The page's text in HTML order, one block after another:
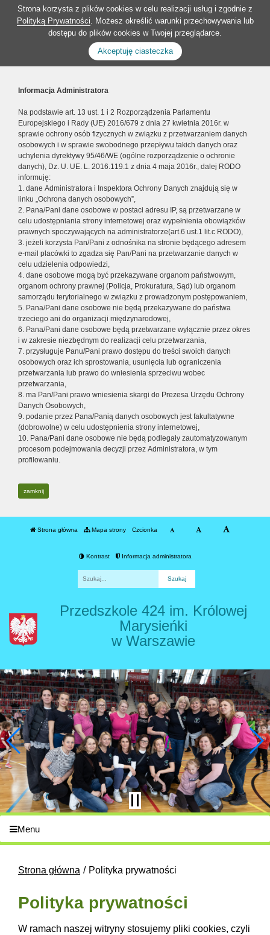
Strona korzysta z plików cookies w celu realizacji usług i zgodnie z
Polityką Prywatności. Możesz określić warunki przechowywania lub
dostępu do plików cookies w Twojej przeglądarce.
Akceptuję ciasteczka
Informacja Administratora
Na podstawie art. 13 ust. 1 i 2 Rozporządzenia Parlamentu
Europejskiego i Rady (UE) 2016/679 z dnia 27 kwietnia 2016r. w
sprawie ochrony osób fizycznych w związku z przetwarzaniem danych
osobowych i w sprawie swobodnego przepływu takich danych oraz
uchylenia dyrektywy 95/46/WE (ogólne rozporządzenie o ochronie
danych), Dz. U. UE. L. 2016.119.1 z dnia 4 maja 2016r., dalej RODO
informuję:
1. dane Administratora i Inspektora Ochrony Danych znajdują się w
linku „Ochrona danych osobowych”,
2. Pana/Pani dane osobowe w postaci adresu IP, są przetwarzane w
celu udostępniania strony internetowej oraz wypełnienia obowiązków
prawnych spoczywających na administratorze(art.6 ust.1 lit.c RODO),
3. jeżeli korzysta Pan/Pani z odnośnika na stronie będącego adresem
e-mail placówki to zgadza się Pan/Pani na przetwarzanie danych w
celu udzielenia odpowiedzi,
4. dane osobowe mogą być przekazywane organom państwowym,
organom ochrony prawnej (Policja, Prokuratura, Sąd) lub organom
samorządu terytorialnego w związku z prowadzonym postępowaniem,
5. Pana/Pani dane osobowe nie będą przekazywane do państwa
trzeciego ani do organizacji międzynarodowej,
6. Pana/Pani dane osobowe będą przetwarzane wyłącznie przez okres
i w zakresie niezbędnym do realizacji celu przetwarzania,
7. przysługuje Panu/Pani prawo dostępu do treści swoich danych
osobowych oraz ich sprostowania, usunięcia lub ograniczenia
przetwarzania lub prawo do wniesienia sprzeciwu wobec
przetwarzania,
8. ma Pan/Pani prawo wniesienia skargi do Prezesa Urzędu Ochrony
Danych Osobowych,
9. podanie przez Pana/Panią danych osobowych jest fakultatywne
(dobrowolne) w celu udostępnienia strony internetowej,
10. Pana/Pani dane osobowe nie będą podlegały zautomatyzowanym
procesom podejmowania decyzji przez Administratora, w tym
profilowaniu.
zamknij
Strona główna Mapa strony Czcionka
Kontrast Informacja administratora
Przedszkole 424 im. Królowej
Marysieńki
w Warszawie
Menu
Strona główna Polityka prywatności
Polityka prywatności
W ramach naszej witryny stosujemy pliki cookies, czyli